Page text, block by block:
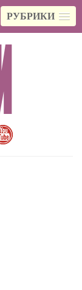
РУБРИКИ